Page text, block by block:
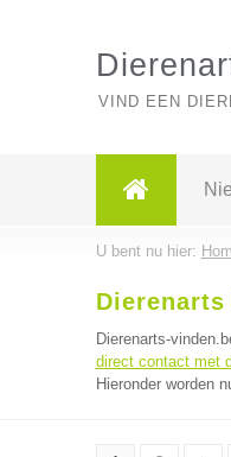
VIND EEN
U bent nu hier:
Dierenarts
Dierenarts-
direct contact met
Hieronder worden